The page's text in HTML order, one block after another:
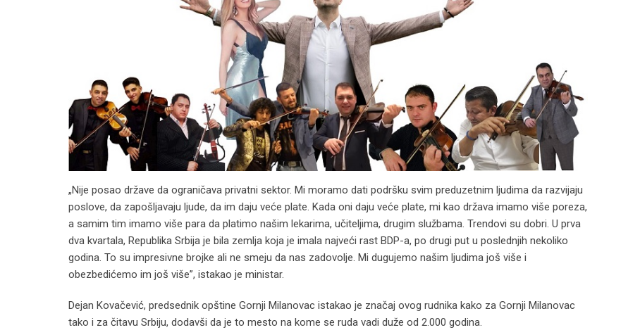
„Nije posao države da ograničava privatni sektor. Mi moramo dati podršku svim preduzetnim ljudima da razvijaju
poslove, da zapošljavaju ljude, da im daju veće plate. Kada oni daju veće plate, mi kao država imamo više poreza,
a samim tim imamo više para da platimo našim lekarima, učiteljima, drugim službama. Trendovi su dobri. U prva
dva kvartala, Republika Srbija je bila zemlja koja je imala najveći rast BDP-a, po drugi put u poslednjih nekoliko
godina. To su impresivne brojke ali ne smeju da nas zadovolje. Mi dugujemo našim ljudima još više i
obezbedićemo im još više”, istakao je ministar.
Dejan Kovačević, predsednik opštine Gornji Milanovac istakao je značaj ovog rudnika kako za Gornji Milanovac
tako i za čitavu Srbiju, dodavši da je to mesto na kome se ruda vadi duže od 2.000 godina.